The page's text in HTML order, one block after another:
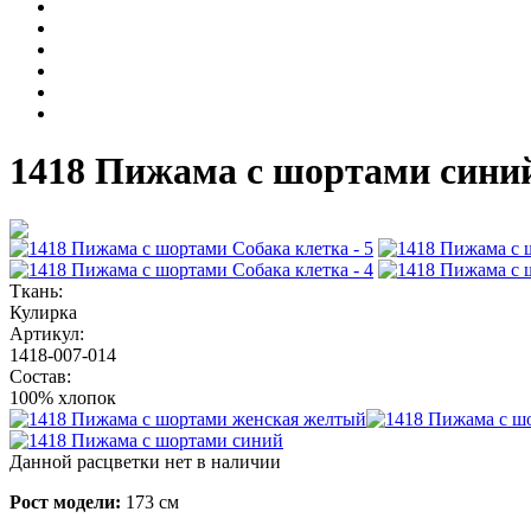
1418 Пижама с шортами
Ткань:
Кулирка
Артикул:
1418-007-014
Состав:
100% хлопок
Данной расцветки нет в наличии
Рост модели: 173 см